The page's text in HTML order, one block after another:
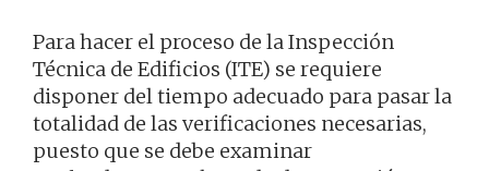
Para hacer el proceso de la Inspección
Técnica de Edificios (ITE) se requiere
disponer del tiempo adecuado para pasar la
totalidad de las verificaciones necesarias,
puesto que se debe examinar